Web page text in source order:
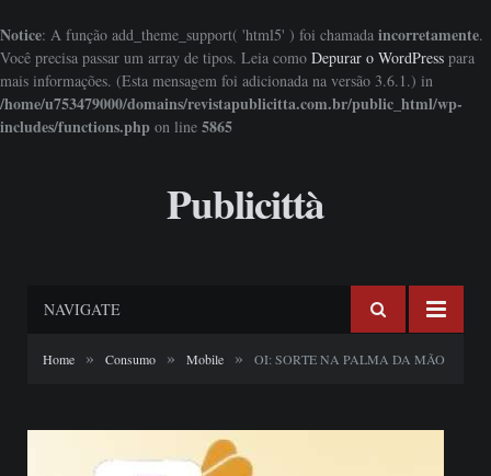
Notice: A função add_theme_support( 'html5' ) foi chamada incorretamente.
Você precisa passar um array de tipos. Leia como Depurar o WordPress para
mais informações. (Esta mensagem foi adicionada na versão 3.6.1.) in
/home/u753479000/domains/revistapublicitta.com.br/public_html/wp-
includes/functions.php on line 5865
Publicittà
NAVIGATE
Home » Consumo » Mobile » OI: SORTE NA PALMA DA MÃO